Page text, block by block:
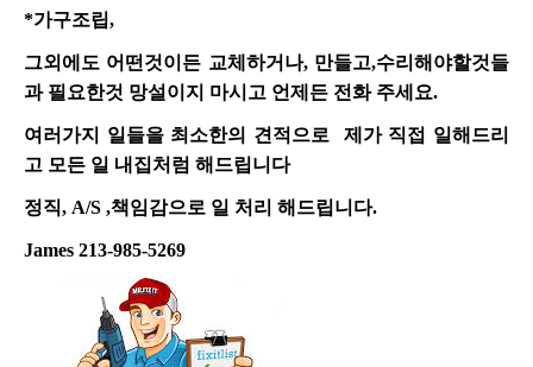
*가구조립,
그외에도 어떤것이든 교체하거나, 만들고,수리해야할것들
과 필요한것 망설이지 마시고 언제든 전화 주세요.
여러가지 일들을 최소한의 견적으로 제가 직접 일해드리
고 모든 일 내집처럼 해드립니다
정직, A/S ,책임감으로 일 처리 해드립니다.
James 213-985-5269